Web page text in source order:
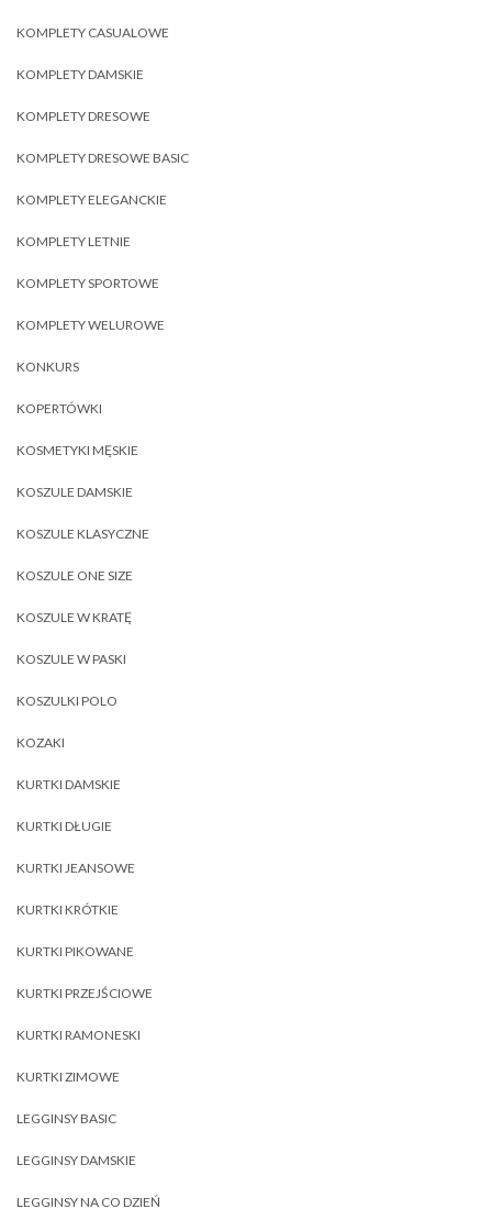
KOMPLETY CASUALOWE
KOMPLETY DAMSKIE
KOMPLETY DRESOWE
KOMPLETY DRESOWE BASIC
KOMPLETY ELEGANCKIE
KOMPLETY LETNIE
KOMPLETY SPORTOWE
KOMPLETY WELUROWE
KONKURS
KOPERTÓWKI
KOSMETYKI MĘSKIE
KOSZULE DAMSKIE
KOSZULE KLASYCZNE
KOSZULE ONE SIZE
KOSZULE W KRATĘ
KOSZULE W PASKI
KOSZULKI POLO
KOZAKI
KURTKI DAMSKIE
KURTKI DŁUGIE
KURTKI JEANSOWE
KURTKI KRÓTKIE
KURTKI PIKOWANE
KURTKI PRZEJŚCIOWE
KURTKI RAMONESKI
KURTKI ZIMOWE
LEGGINSY BASIC
LEGGINSY DAMSKIE
LEGGINSY NA CO DZIEŃ